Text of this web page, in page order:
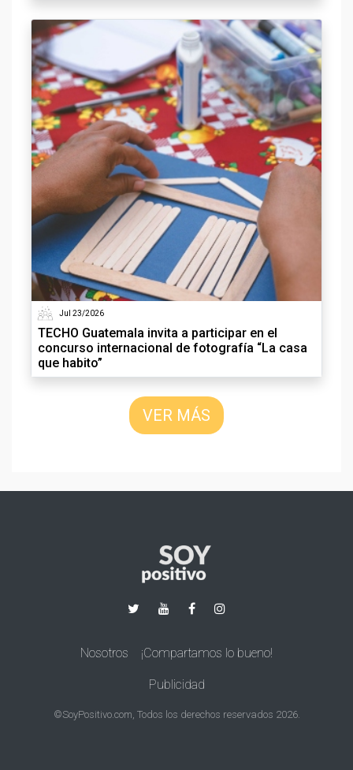
Jul 23/2026
TECHO Guatemala invita a participar en el
concurso internacional de fotografía “La casa
que habito”
VER MÁS
Nosotros ¡Compartamos lo bueno!
Publicidad
©SoyPositivo.com, Todos los derechos reservados 2026.